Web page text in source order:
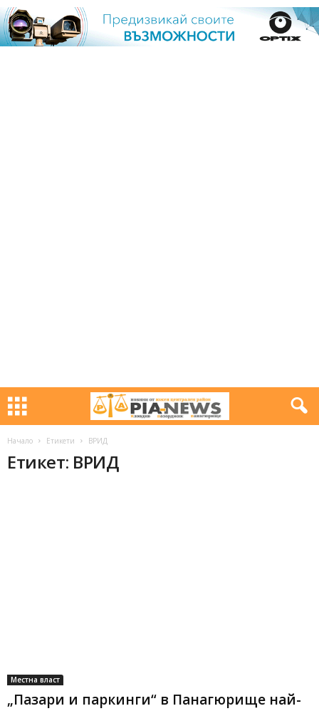
Начало Етикети ВРИД
Етикет: ВРИД
Местна власт
„Пазари и паркинги“ в Панагюрище най-